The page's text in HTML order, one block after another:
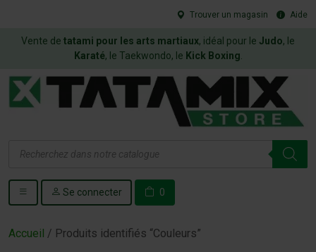
Trouver un magasin Aide
Vente de tatami pour les arts martiaux, idéal pour le Judo, le
Karaté, le Taekwondo, le Kick Boxing
de
Se connecter 0
Accueil / Produits identifiés “Couleurs”